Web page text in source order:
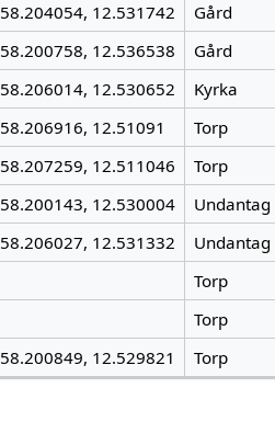
58.204054, 12.531742
Gård
58.200758, 12.536538
Gård
58.206014, 12.530652
Kyrka
58.206916, 12.51091
Torp
58.207259, 12.511046
Torp
58.200143, 12.530004
Undantag
58.206027, 12.531332
Undantag
Torp
Torp
58.200849, 12.529821 Torp